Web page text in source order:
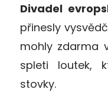
Divadel
přinesly
mohly zdarma
spleti loutek,
stovky.